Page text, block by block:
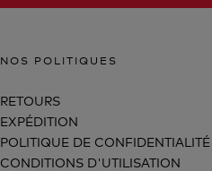
NOS POLITIQUES
RETOURS
EXPÉDITION
POLITIQUE DE CONFIDENTIALITÉ
CONDITIONS D'UTILISATION